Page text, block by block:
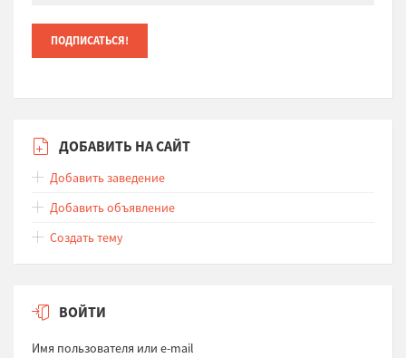
ДОБАВИТЬ НА САЙТ
Добавить заведение
Добавить объявление
Создать тему
ВОЙТИ
Имя пользователя или e-mail